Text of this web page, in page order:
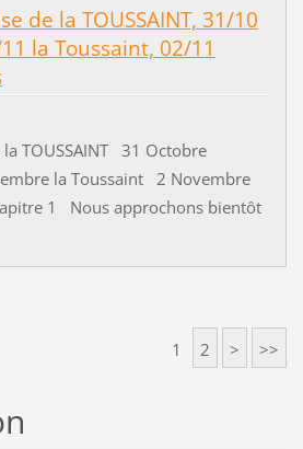
de la TOUSSAINT, 31/10
la Toussaint, 02/11
la TOUSSAINT 31 Octobre
la Toussaint 2 Novembre
1 Nous approchons bientôt
1 2 > >>